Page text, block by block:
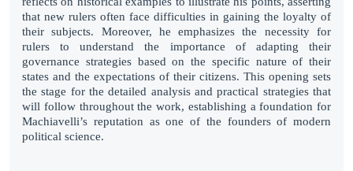
that new rulers often face difficulties in gaining the loyalty of
their subjects. Moreover, he emphasizes the necessity for
rulers to understand the importance of adapting their
governance strategies based on the specific nature of their
states and the expectations of their citizens. This opening sets
the stage for the detailed analysis and practical strategies that
will follow throughout the work, establishing a foundation for
Machiavelli’s reputation as one of the founders of modern
political science.